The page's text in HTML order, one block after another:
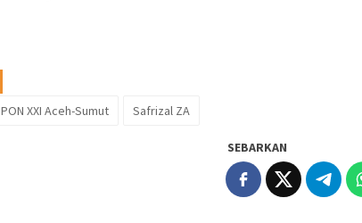
PON XXI Aceh-Sumut Safrizal ZA
SEBARKAN